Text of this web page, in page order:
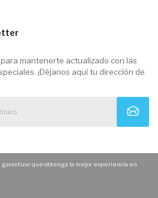
mantenerte actualizado con las
¡Déjanos aquí tu dirección de
que obtenga la mejor experiencia en